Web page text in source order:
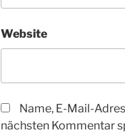
Website
Name, E-Mail-
nächsten Kommentar